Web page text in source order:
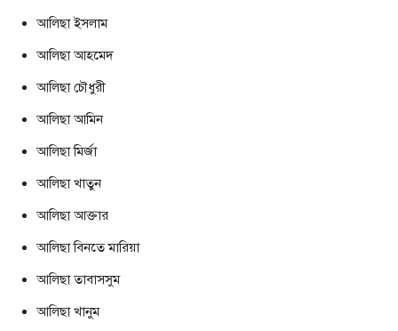
আলিছা ইসলাম
আলিছা আহমেদ
আলিছা চৌধুরী
আলিছা আমিন
আলিছা মির্জা
আলিছা খাতুন
আলিছা আক্তার
আলিছা বিনতে মারিয়া
আলিছা তাবাসসুম
আলিছা খানুম